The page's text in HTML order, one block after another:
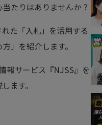
たりはありませんか？
た「入札」を活用する
」を紹介します。
報サービス『NJSS』を
ます。